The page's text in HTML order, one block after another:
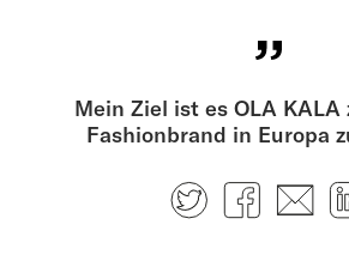
Mein Ziel ist es OLA KALA
Fashionbrand in Europa
Twitter E-